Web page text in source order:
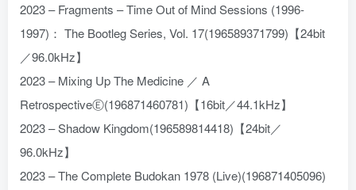
2023 – Fragments – Time Out of Mind Sessions (1996-
1997)： The Bootleg Series, Vol. 17(196589371799)【24bit
／96.0kHz】
2023 – Mixing Up The Medicine ／ A
RetrospectiveⒺ(196871460781)【16bit／44.1kHz】
2023 – Shadow Kingdom(196589814418)【24bit／
96.0kHz】
2023 – The Complete Budokan 1978 (Live)(196871405096)